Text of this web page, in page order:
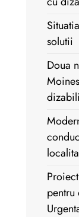
solutii
Doua
pentru